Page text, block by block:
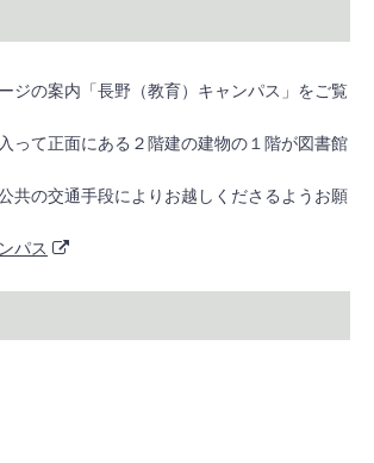
ジの案内「長野（教育）キャンパス」をご覧
って正面にある２階建の建物の１階が図書館
共の交通手段によりお越しくださるようお願
パス